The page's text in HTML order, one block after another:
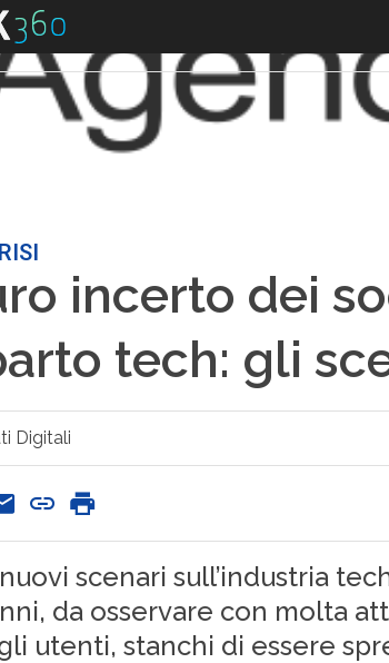
incerto dei
tech: gli
Digitali
scenari sull’industria
da osservare con molta
utenti, stanchi di essere